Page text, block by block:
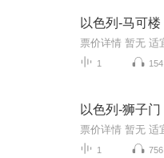
以色列-马可楼
1 154
以色列-狮子门
1 756